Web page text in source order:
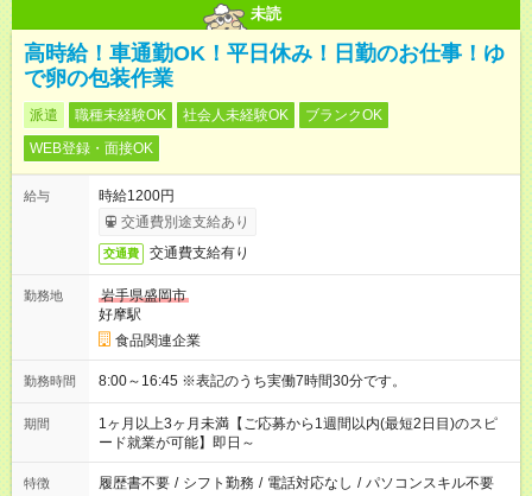
未読
高時給！車通勤OK！平日休み！日勤のお仕事！ゆ
で卵の包装作業
派遣 職種未経験OK 社会人未経験OK
ブランクOK
WEB登録・面接OK
給与
時給1200円
交通費別途支給あり
交通費 交通費支給有り
勤務地
岩手県盛岡市
好摩駅
食品関連企業
勤務時間 8:00～16:45 ※表記のうち実働7時間30分です。
期間
1ヶ月以上3ヶ月未満【ご応募から1週間以内(最短2日目)のスピ
ード就業が可能】即日～
特徴 履歴書不要 / シフト勤務 / 電話対応なし / パソコンスキル不要